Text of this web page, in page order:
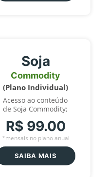
Soja
Commodity
(Plano Individual)
Acesso ao conteúdo
de Soja Commodity;
R$ 99.00
*mensais no plano anual
SAIBA MAIS